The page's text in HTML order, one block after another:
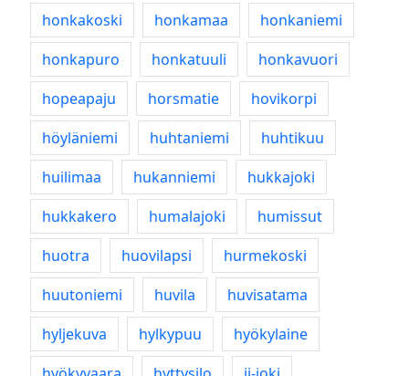
honkakoski
honkamaa
honkaniemi
honkapuro
honkatuuli
honkavuori
hopeapaju
horsmatie
hovikorpi
höyläniemi
huhtaniemi
huhtikuu
huilimaa
hukanniemi
hukkajoki
hukkakero
humalajoki
humissut
huotra
huovilapsi
hurmekoski
huutoniemi
huvila
huvisatama
hyljekuva
hylkypuu
hyökylaine